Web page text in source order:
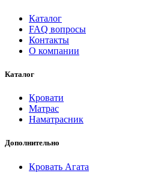
Каталог
FAQ вопросы
Контакты
О компании
Каталог
Кровати
Матрас
Наматрасник
Дополнительно
Кровать Агата